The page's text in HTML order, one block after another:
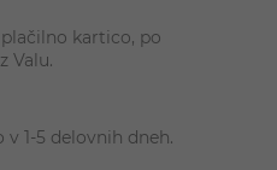
kartico, po
Valu.
1-5 delovnih dneh.